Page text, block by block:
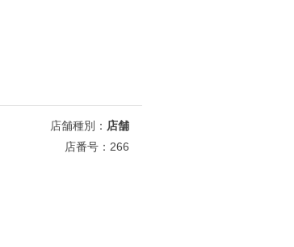
店舗種別： 店舗
店番号：266